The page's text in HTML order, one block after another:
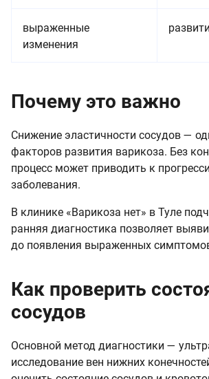
выраженные
изменения
Почему это важно
Снижение эластичности сосудов —
факторов развития варикоза. Без
процесс может приводить к
заболевания.
В клинике «Варикоза нет» в Туле
ранняя диагностика позволяет
до появления выраженных
Как проверить
сосудов
Основной метод диагностики —
исследование вен нижних